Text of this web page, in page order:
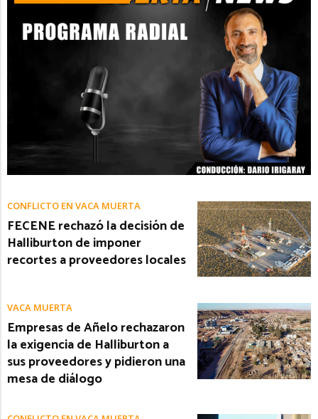
CONFLICTO EN VACA MUERTA
FECENE rechazó la decisión de
Halliburton de imponer
recortes a proveedores locales
VACA MUERTA
Empresas de Añelo rechazaron
la exigencia de Halliburton a
sus proveedores y pidieron una
mesa de diálogo